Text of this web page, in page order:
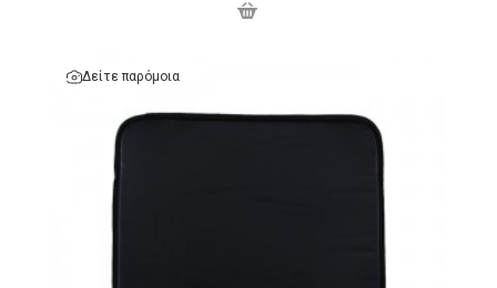
Δείτε παρόμοια